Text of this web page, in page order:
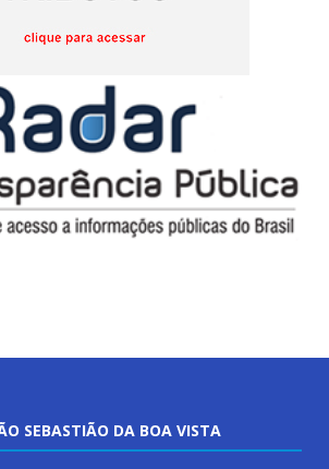
SEBASTIÃO DA BOA VISTA